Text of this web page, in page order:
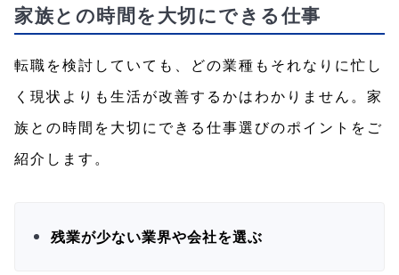
家族との時間を大切にできる仕事
転職を検討していても、どの業種もそれなりに忙し
く現状よりも生活が改善するかはわかりません。家
族との時間を大切にできる仕事選びのポイントをご
紹介します。
残業が少ない業界や会社を選ぶ